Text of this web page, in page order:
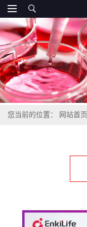
您当前的位置： 网站首页